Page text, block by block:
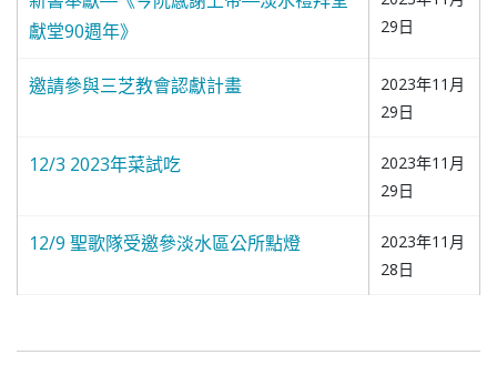
獻堂90週年》
29日
邀請參與三芝教會認獻計畫
2023年11月
29日
12/3 2023年菜試吃
2023年11月
29日
12/9 聖歌隊受邀參淡水區公所點燈
2023年11月
28日